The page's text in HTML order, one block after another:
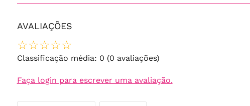
AVALIAÇÕES
☆☆☆☆☆
Classificação média: 0 (0 avaliações)
Faça login para escrever uma avaliação.